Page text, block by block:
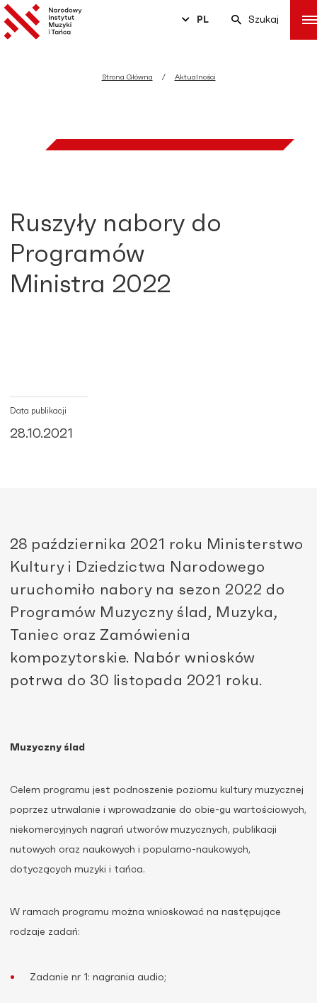
PL Szukaj
Strona Główna Aktualności
Ruszyły nabory do
Programów
Ministra 2022
Data publikacji
28.10.2021
28 października 2021 roku Ministerstwo
Kultury i Dziedzictwa Narodowego
uruchomiło nabory na sezon 2022 do
Programów Muzyczny ślad, Muzyka,
Taniec oraz Zamówienia
kompozytorskie. Nabór wniosków
potrwa do 30 listopada 2021 roku.
Muzyczny ślad
Celem programu jest podnoszenie poziomu kultury muzycznej
poprzez utrwalanie i wprowadzanie do obie-gu wartościowych,
niekomercyjnych nagrań utworów muzycznych, publikacji
nutowych oraz naukowych i popularno-naukowych,
dotyczących muzyki i tańca.
W ramach programu można wnioskować na następujące
rodzaje zadań:
Zadanie nr 1: nagrania audio;